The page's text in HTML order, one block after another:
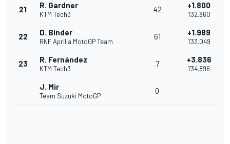
21 R. Gardner
KTM Tech3
42 +1.800
1'32.860
22 D. Binder
RNF Aprilia MotoGP Team
61 +1.989
1'33.049
23 R. Fernández
KTM Tech3
7 +3.836
1'34.896
J. Mir
Team Suzuki MotoGP
0